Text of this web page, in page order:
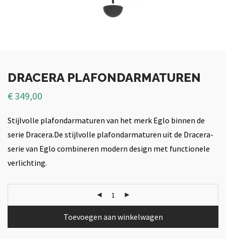
DRACERA PLAFONDARMATUREN
€ 349,00
Stijlvolle plafondarmaturen van het merk Eglo binnen de
serie Dracera.De stijlvolle plafondarmaturen uit de Dracera-
serie van Eglo combineren modern design met functionele
verlichting.
Toevoegen aan winkelwagen